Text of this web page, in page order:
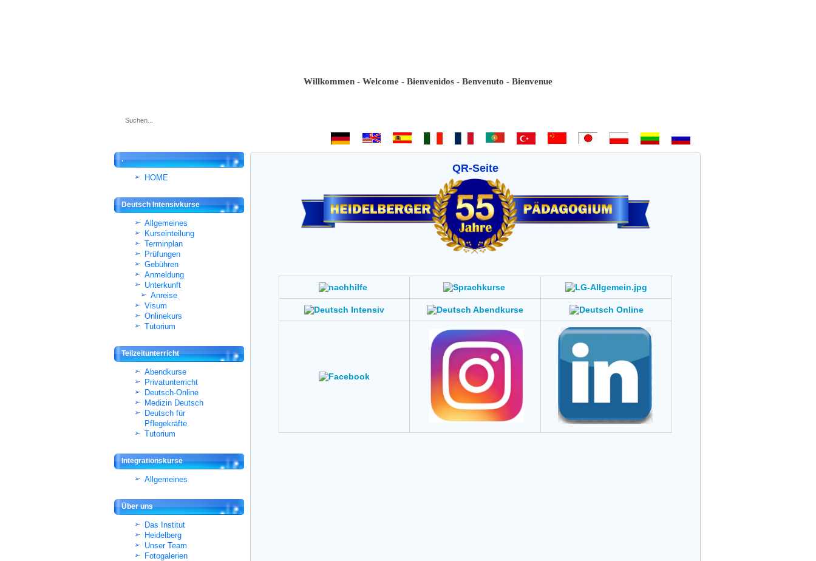
Willkommen - Welcome - Bienvenidos - Benvenuto - Bienvenue - Bem-vindo - Hoş geldiniz! - 欢迎 - ようこそ - Witamy - Sveiki
.
HOME
Deutsch Intensivkurse
Allgemeines
Kurseinteilung
Terminplan
Prüfungen
Gebühren
Anmeldung
Unterkunft
Anreise
Visum
Onlinekurs
Tutorium
Teilzeitunterricht
Abendkurse
Privatunterricht
Deutsch-Online
Medizin Deutsch
Deutsch für
Pflegekräfte
Tutorium
Integrationskurse
Allgemeines
Über uns
Das Institut
Heidelberg
Unser Team
Fotogalerien
QR-Seite